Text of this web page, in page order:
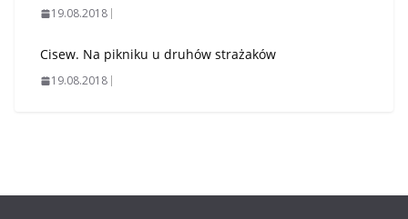
19.08.2018
Cisew. Na pikniku u druhów strażaków
19.08.2018